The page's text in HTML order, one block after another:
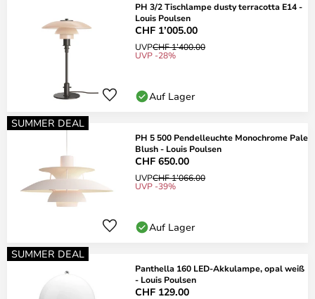
PH 3/2 Tischlampe dusty terracotta E14 -
Louis Poulsen
CHF 1’005.00
UVPCHF 1’400.00
UVP -28%
Auf Lager
SUMMER DEAL
PH 5 500 Pendelleuchte Monochrome Pale
Blush - Louis Poulsen
CHF 650.00
UVPCHF 1’066.00
UVP -39%
Auf Lager
SUMMER DEAL
Panthella 160 LED-Akkulampe, opal weiß
- Louis Poulsen
CHF 129.00